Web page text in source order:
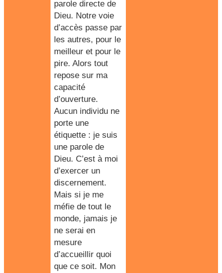
parole directe de
Dieu. Notre voie
d’accès passe par
les autres, pour le
meilleur et pour le
pire. Alors tout
repose sur ma
capacité
d’ouverture.
Aucun individu ne
porte une
étiquette : je suis
une parole de
Dieu. C’est à moi
d’exercer un
discernement.
Mais si je me
méfie de tout le
monde, jamais je
ne serai en
mesure
d’accueillir quoi
que ce soit. Mon